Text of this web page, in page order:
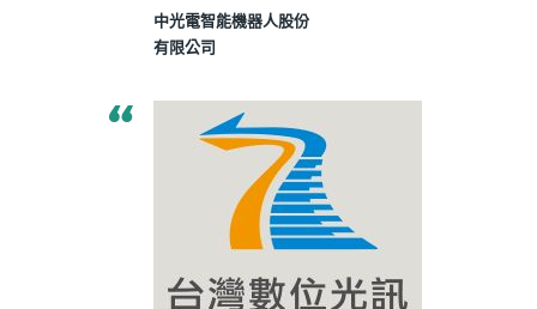
中光電智能機器人股份
有限公司